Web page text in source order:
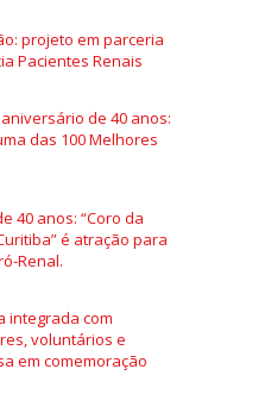
projeto em parceria
Pacientes Renais
de 40 anos:
das 100 Melhores
40 anos: “Coro da
é atração para
Renal.
integrada com
voluntários e
em comemoração